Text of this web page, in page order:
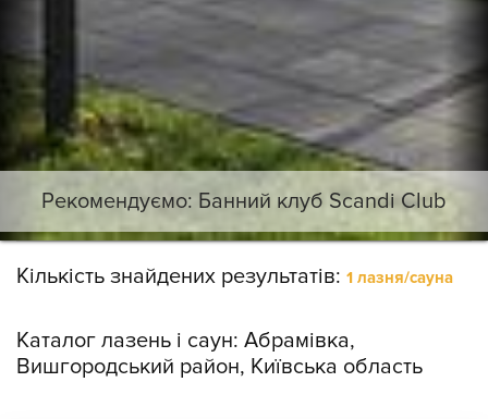
Рекомендуємо: Банний клуб Scandi Club
Кількість знайдених результатів: 1 лазня/сауна
Каталог лазень і саун: Абрамівка,
Вишгородський район, Київська область